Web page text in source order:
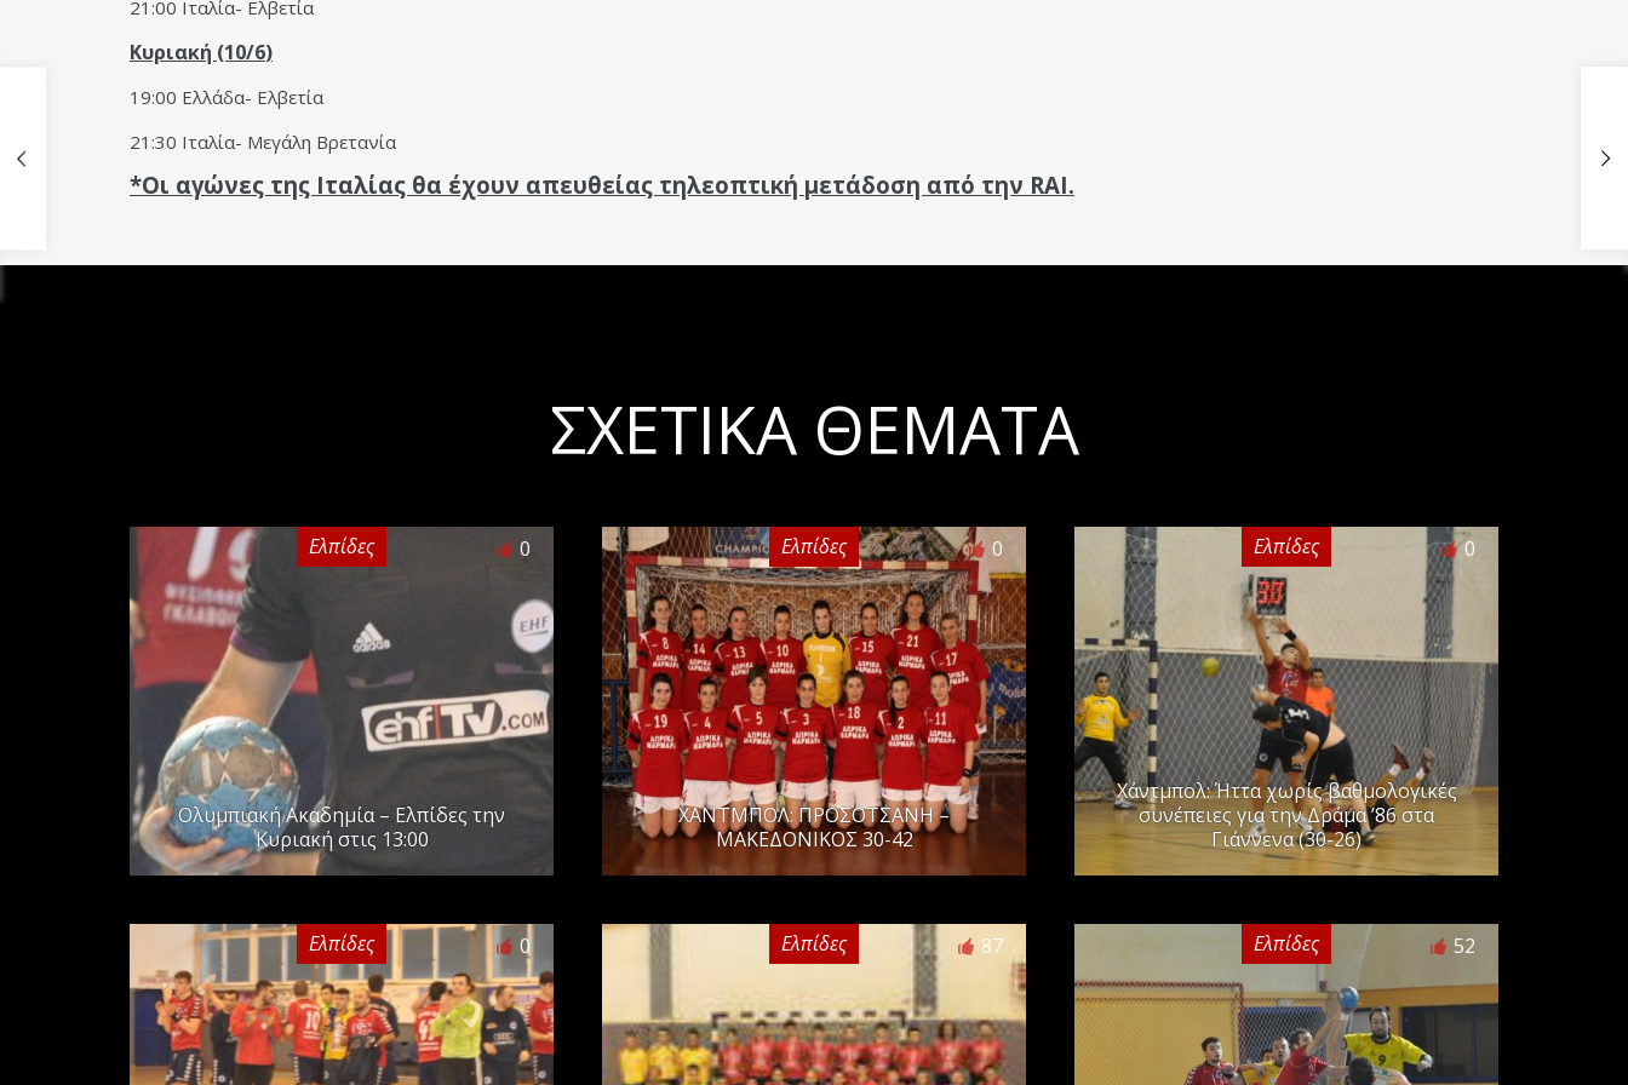
21:00 Ιταλία- Ελβετία
Κυριακή (10/6)
19:00 Ελλάδα- Ελβετία
21:30 Ιταλία- Μεγάλη Βρετανία
*Οι αγώνες της Ιταλίας θα έχουν απευθείας τηλεοπτική μετάδοση από την RAI.
ΣΧΕΤΙΚΆ ΘΈΜΑΤΑ
Ελπίδες 0
Ολυμπιακή Ακαδημία – Ελπίδες την
Κυριακή στις 13:00
Ελπίδες 0
ΧΑΝΤΜΠΟΛ: ΠΡΟΣΟΤΣΑΝΗ –
ΜΑΚΕΔΟΝΙΚΟΣ 30-42
Ελπίδες 0
Χάντμπολ: Ήττα χωρίς βαθμολογικές
συνέπειες για την Δράμα ’86 στα
Γιάννενα (30-26)
Ελπίδες 0 Ελπίδες 87 Ελπίδες 52